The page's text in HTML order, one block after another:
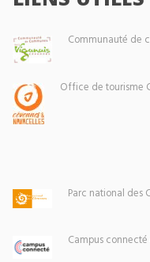
Communauté de
Office de tourisme
Parc national des
Campus